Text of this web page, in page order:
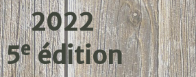
2022
5eédition